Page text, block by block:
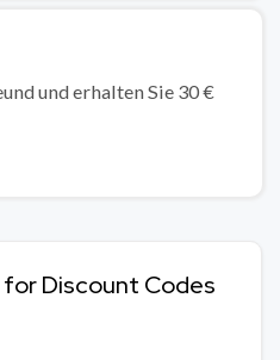
und erhalten Sie 30 €
for Discount Codes